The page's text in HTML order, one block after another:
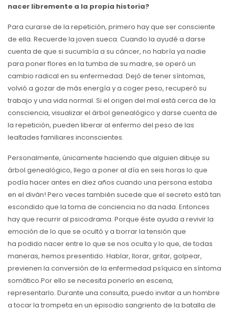
nacer libremente a la propia historia?
Para curarse de la repetición, primero hay que ser consciente
de ella. Recuerde la joven sueca. Cuando la ayudé a darse
cuenta de que si sucumbía a su cáncer, no habría ya nadie
para poner flores en la tumba de su madre, se operó un
cambio radical en su enfermedad. Dejó de tener síntomas,
volvió a gozar de más energía y a coger peso, recuperó su
trabajo y una vida normal. Si el origen del mal está cerca de la
consciencia, visualizar el árbol genealógico y darse cuenta de
la repetición, pueden liberar al enfermo del peso de las
lealtades familiares inconscientes.
Personalmente, únicamente haciendo que alguien dibuje su
árbol genealógico, llego a poner al día en seis horas lo que
podía hacer antes en diez años cuando una persona estaba
en el diván! Pero veces también sucede que el secreto está tan
escondido que la toma de conciencia no da nada. Entonces
hay que recurrir al psicodrama. Porque éste ayuda a revivir la
emoción de lo que se ocultó y a borrar la tensión que
ha podido nacer entre lo que se nos oculta y lo que, de todas
maneras, hemos presentido. Hablar, llorar, gritar, golpear,
previenen la conversión de la enfermedad psíquica en síntoma
somático.Por ello se necesita ponerlo en escena,
representarlo. Durante una consulta, puedo invitar a un hombre
a tocar la trompeta en un episodio sangriento de la batalla de